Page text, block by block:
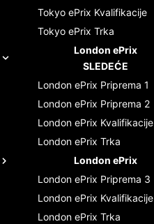
Tokyo ePrix Kvalifikacije
Tokyo ePrix Trka
London ePrix
SLEDEĆE
London ePrix Priprema 1
London ePrix Priprema 2
London ePrix Kvalifikacije
London ePrix Trka
London ePrix
London ePrix Priprema 3
London ePrix Kvalifikacije
London ePrix Trka